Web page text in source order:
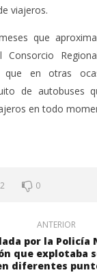
viajeros.
que
que en otras
de autobuses
en todo
2 0
ANTERIOR
por la Policía
que explotaba
diferentes